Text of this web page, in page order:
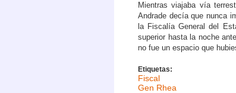
Mientras viajaba vía
Andrade decía que nunca
la Fiscalía General del
superior hasta la noche
no fue un espacio que
Etiquetas:
Fiscal
Gen Rhea